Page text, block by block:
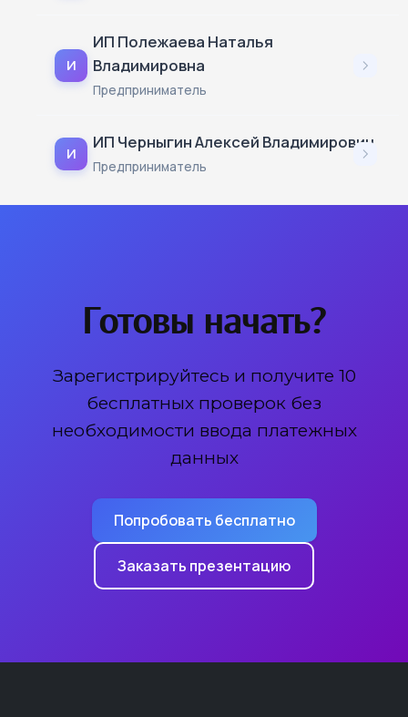
И
ИП Полежаева Наталья
Владимировна
Предприниматель
И
ИП Черныгин Алексей Владимирович
Предприниматель
Готовы начать?
Зарегистрируйтесь и получите 10
бесплатных проверок без
необходимости ввода платежных
данных
Попробовать бесплатно
Заказать презентацию